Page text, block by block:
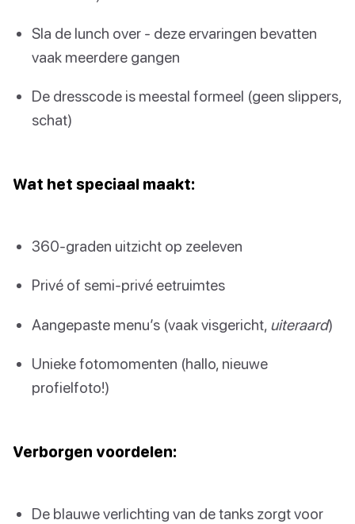
Sla de lunch over - deze ervaringen bevatten
vaak meerdere gangen
De dresscode is meestal formeel (geen slippers,
schat)
Wat het speciaal maakt:
360-graden uitzicht op zeeleven
Privé of semi-privé eetruimtes
Aangepaste menu’s (vaak visgericht, uiteraard)
Unieke fotomomenten (hallo, nieuwe
profielfoto!)
Verborgen voordelen:
De blauwe verlichting van de tanks zorgt voor